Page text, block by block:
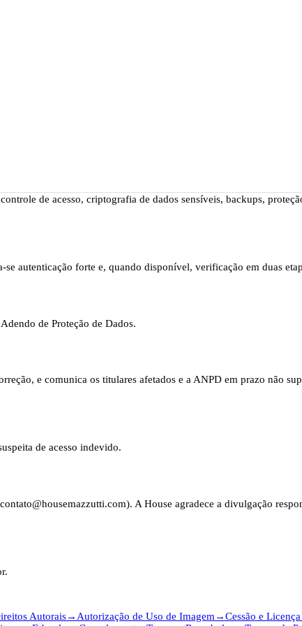
a confidencialidade, a integridade e a disponibilidade
de acesso, criptografia de dados sensíveis, backups,
autenticação forte e, quando disponível, verificação em duas
de Proteção de Dados.
e comunica os titulares afetados e a ANPD em prazo não
de acesso indevido.
A House agradece a divulgação
Autorais→ Autorização de Uso de Imagem →Cessão e